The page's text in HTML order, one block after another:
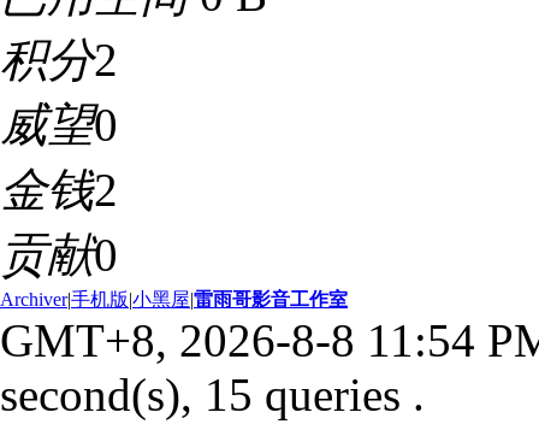
积分2
威望0
金钱2
贡献0
Archiver|手机版|小黑屋|雷雨哥影音工作室
GMT+8, 2026-8-8 11:54
second(s), 15 queries .